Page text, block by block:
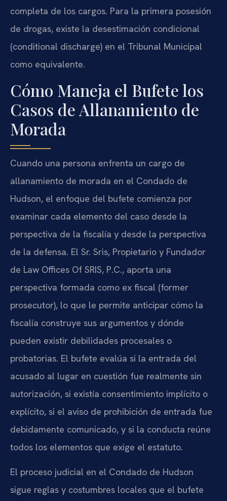
completa de los cargos. Para la primera posesión
de drogas, existe la desestimación condicional
(conditional discharge) en el Tribunal Municipal
como equivalente.
Cómo Maneja el Bufete los
Casos de Allanamiento de
Morada
Cuando una persona enfrenta un cargo de
allanamiento de morada en el Condado de
Hudson, el enfoque del bufete comienza por
examinar cada elemento del caso desde la
perspectiva de la fiscalía y desde la perspectiva
de la defensa. El Sr. Sris, Propietario y Fundador
de Law Offices Of SRIS, P.C., aporta una
perspectiva formada como ex fiscal (former
prosecutor), lo que le permite anticipar cómo la
fiscalía construye sus argumentos y dónde
pueden existir debilidades procesales o
probatorias. El bufete evalúa si la entrada del
acusado al lugar en cuestión fue realmente sin
autorización, si existía consentimiento implícito o
explícito, si el aviso de prohibición de entrada fue
debidamente comunicado, y si la conducta reúne
todos los elementos que exige el estatuto.
El proceso judicial en el Condado de Hudson
sigue reglas y costumbres locales que el bufete